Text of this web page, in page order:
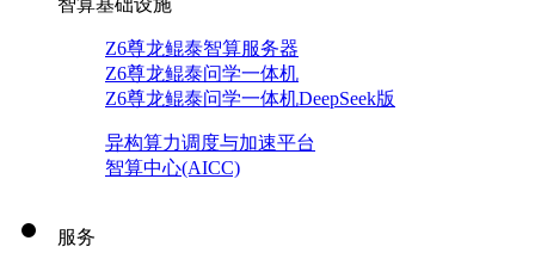
智算基础设施
Z6尊龙鲲泰智算服务器
Z6尊龙鲲泰问学一体机
Z6尊龙鲲泰问学一体机DeepSeek版
异构算力调度与加速平台
智算中心(AICC)
服务